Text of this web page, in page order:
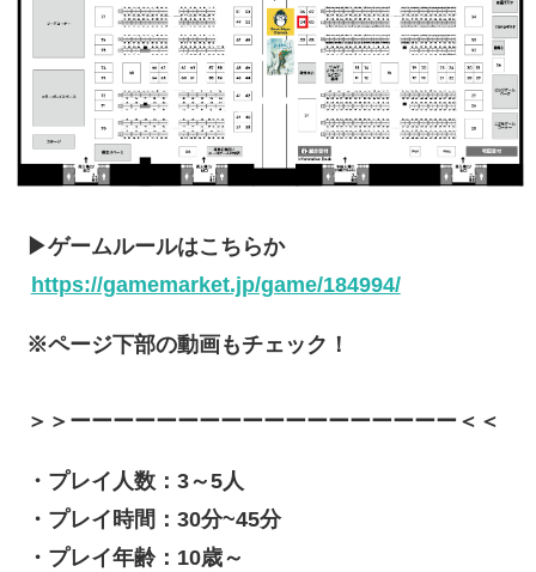
▶ゲームルールはこちらか
https://gamemarket.jp/game/184994/
※ページ下部の動画もチェック！
＞＞ーーーーーーーーーーーーーーーーーー＜＜
・プレイ人数：3～5人
・プレイ時間：30分~45分
・プレイ年齢：10歳～